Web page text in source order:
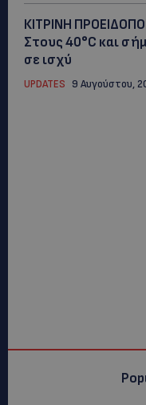
ΚΙΤΡΙΝΗ
Στους 40°C και
σε ισχύ
UPDATES 9 Αυγούστου,